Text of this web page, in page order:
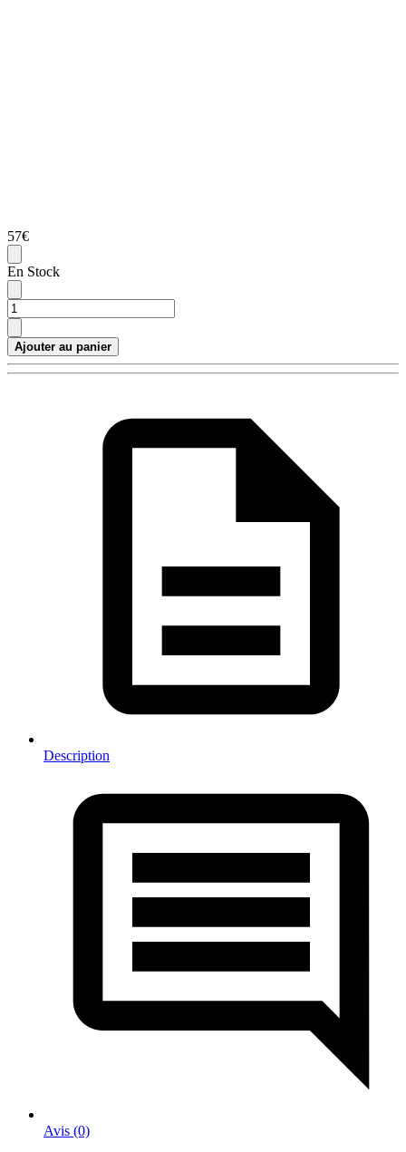
57€
En Stock
Ajouter au panier
Description
Avis (0)